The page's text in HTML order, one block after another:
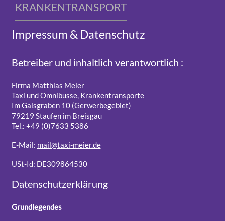
KRANKENTRANSPORT
Impressum & Datenschutz
Betreiber und inhaltlich verantwortlich :
Firma Matthias Meier
Taxi und Omnibusse, Krankentransporte
Im Gaisgraben 10 (Gerwerbegebiet)
79219 Staufen im Breisgau
Tel.: +49 (0)7633 5386
E-Mail: mail@taxi-meier.de
USt-Id: DE309864530
Datenschutzerklärung
Grundlegendes